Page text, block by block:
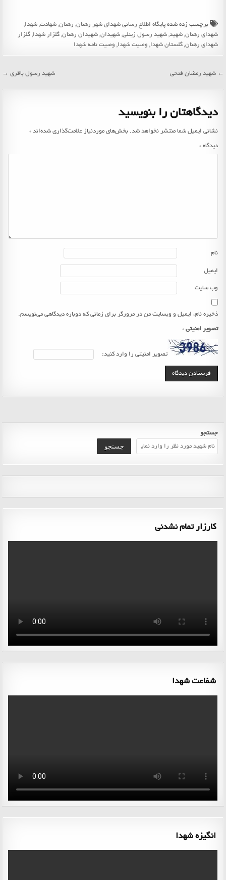
برچسب زده شدهپایگاه اطلاع رسانی شهدای شهر رهنان, رهنان,شهادت,شهدا,
شهدای رهنان,شهید,شهید رسول زینلی,شهیدان,شهیدان رهنان,گلزار شهدا,گلزار
شهدای رهنان,گلستان شهدا, وصیت شهدا, وصیت نامه شهدا
راهبری
نوشته
شهید رسول باقری → ← شهید رمضان فتحی
دیدگاهتان را بنویسید
نشانی ایمیل شما منتشر نخواهد شد. بخش‌های موردنیاز علامت‌گذاری شده‌اند*
دیدگاه*
نام
ایمیل
وب‌ سایت
ذخیره نام، ایمیل و وبسایت من در مرورگر برای زمانی که دوباره دیدگاهی می‌نویسم.
تصویر امنیتی*
تصویر امنیتی را وارد کنید:
جستجو
جستجو
کارزار تمام نشدنی
شفاعت شهدا
انگیزه شهدا